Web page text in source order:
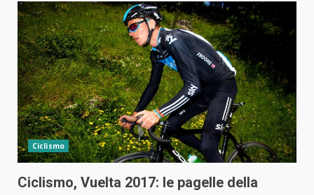
Ciclismo
Ciclismo, Vuelta 2017: le pagelle della